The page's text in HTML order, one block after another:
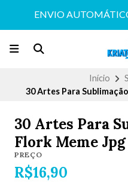
ENVIO
Início
30 Artes Para
30 Artes Para
Flork Meme
PREÇO
R$16,90